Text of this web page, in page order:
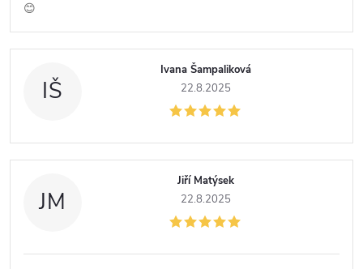
😊
IŠ
Ivana Šampaliková
22.8.2025
JM
Jiří Matýsek
22.8.2025